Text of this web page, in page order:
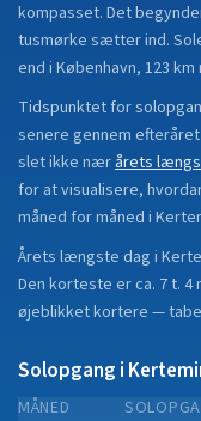
kompasset. Det
tusmørke sætter ind.
end i København, 123
Tidspunktet for
senere gennem efteråret
slet ikke nærårets
for at visualisere,
måned for måned i
Årets længste dag i
Den korteste er ca. 7 t. 4
øjeblikketkortere —
Solopgang i
MÅNED